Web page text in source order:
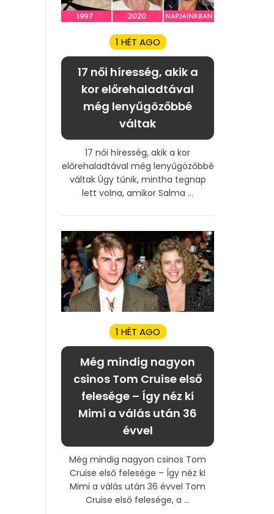
1 HÉT AGO
17 női híresség, akik a
kor előrehaladtával
még lenyűgözőbbé
váltak
17 női híresség, akik a kor
előrehaladtával még lenyűgözőbbé
váltak Úgy tűnik, mintha tegnap
lett volna, amikor Salma ...
1 HÉT AGO
Még mindig nagyon
csinos Tom Cruise első
felesége – Így néz ki
Mimi a válás után 36
évvel
Még mindig nagyon csinos Tom
Cruise első felesége – Így néz ki
Mimi a válás után 36 évvel Tom
Cruise első felesége, a ...